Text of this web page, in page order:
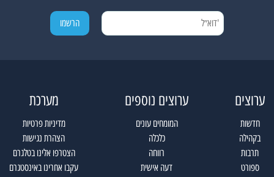
ערוצים
חדשות
בקהילה
תרבות
ספורט
ערוצים נוספים
המומחים עונים
כלכלה
רווחה
דעה אישית
מערכת
מדיניות פרטיות
הצהרת נגישות
הצטרפו אלינו בטלגרם
עקבו אחרינו באינסטגרם